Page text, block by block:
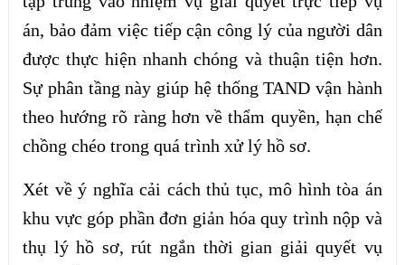
án, bảo đảm việc tiếp cận công lý của người dân
được thực hiện nhanh chóng và thuận tiện hơn.
Sự phân tầng này giúp hệ thống TAND vận hành
theo hướng rõ ràng hơn về thẩm quyền, hạn chế
chồng chéo trong quá trình xử lý hồ sơ.
Xét về ý nghĩa cải cách thủ tục, mô hình tòa án
khu vực góp phần đơn giản hóa quy trình nộp và
thụ lý hồ sơ, rút ngắn thời gian giải quyết vụ